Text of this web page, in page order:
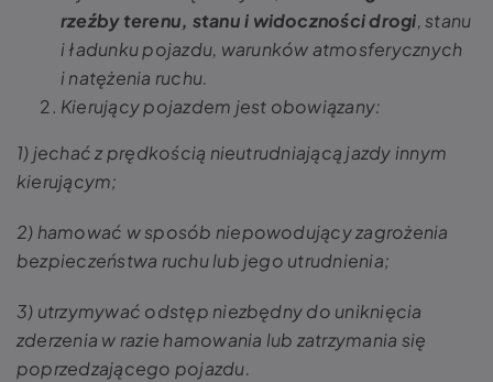
rzeźby terenu, stanu i widoczności drogi, stanu
i ładunku pojazdu, warunków atmosferycznych
i natężenia ruchu.
Kierujący pojazdem jest obowiązany:
1) jechać z prędkością nieutrudniającą jazdy innym
kierującym;
2) hamować w sposób niepowodujący zagrożenia
bezpieczeństwa ruchu lub jego utrudnienia;
3) utrzymywać odstęp niezbędny do uniknięcia
zderzenia w razie hamowania lub zatrzymania się
poprzedzającego pojazdu.